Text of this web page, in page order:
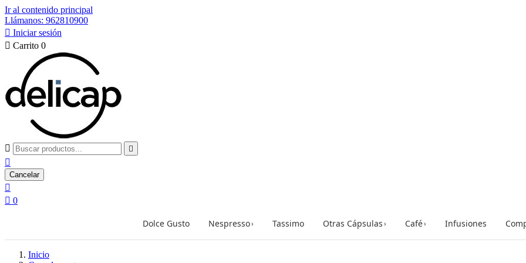
Ir al contenido principal
Llámanos: 962810900
 Iniciar sesión
 Carrito 0
 

Cancelar

 0
Dolce Gusto Nespresso› Tassimo Otras Cápsulas› Café› Infusiones
Inicio